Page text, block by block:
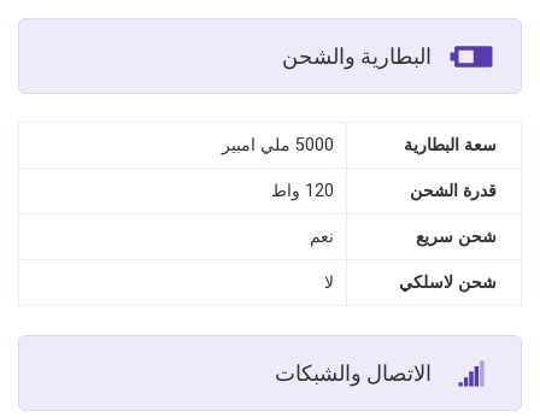
البطارية والشحن
سعة البطارية 5000 ملي امبير
قدرة الشحن 120 واط
شحن سريع نعم
شحن لاسلكي لا
الاتصال والشبكات